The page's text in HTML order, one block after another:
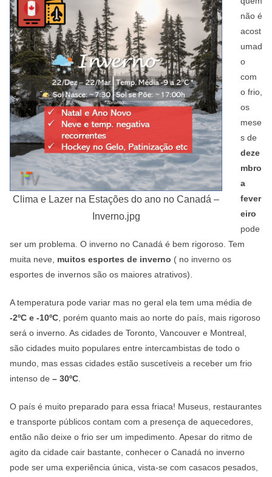
Clima e Lazer na Estações do ano no Canadá –
Inverno.jpg
não é
acost
umad
o
com
o frio,
os
mese
s de
deze
mbro
a
fever
eiro
pode
ser um problema. O inverno no Canadá é bem rigoroso. Tem
muita neve, muitos esportes de inverno ( no inverno os
esportes de invernos são os maiores atrativos).
A temperatura pode variar mas no geral ela tem uma média de
-2ºC e -10ºC , porém quanto mais ao norte do país, mais rigoroso
será o inverno. As cidades de Toronto, Vancouver e Montreal,
são cidades muito populares entre intercambistas de todo o
mundo, mas essas cidades estão suscetíveis a receber um frio
intenso de – 30ºC
O país é muito preparado para essa friaca! Museus, restaurantes
e transporte públicos contam com a presença de aquecedores,
então não deixe o frio ser um impedimento. Apesar do ritmo de
agito da cidade cair bastante, conhecer o Canadá no inverno
pode ser uma experiência única, vista-se com casacos pesados,